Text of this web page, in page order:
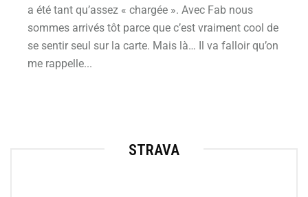
a été tant qu’assez « chargée ». Avec Fab nous
sommes arrivés tôt parce que c’est vraiment cool de
se sentir seul sur la carte. Mais là… Il va falloir qu’on
me rappelle...
STRAVA